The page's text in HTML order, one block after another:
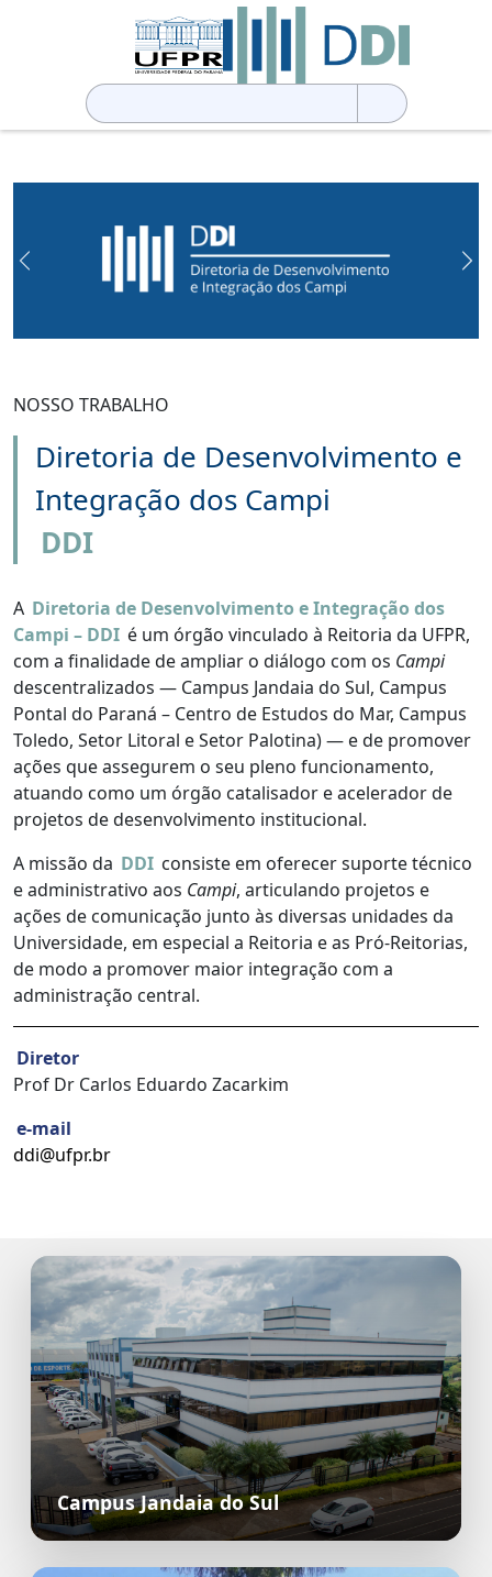
Pesquisar
por:
Previous
NOSSO TRABALHO
Diretoria de Desenvolvimento e
Integração dos Campi
DDI
A Diretoria de Desenvolvimento e Integração dos
Campi – DDI é um órgão vinculado à Reitoria da UFPR,
com a finalidade de ampliar o diálogo com os Campi
descentralizados — Campus Jandaia do Sul, Campus
Pontal do Paraná – Centro de Estudos do Mar, Campus
Toledo, Setor Litoral e Setor Palotina) — e de promover
ações que assegurem o seu pleno funcionamento,
atuando como um órgão catalisador e acelerador de
projetos de desenvolvimento institucional.
A missão da DDI consiste em oferecer suporte técnico
e administrativo aos Campi, articulando projetos e
ações de comunicação junto às diversas unidades da
Universidade, em especial a Reitoria e as Pró-Reitorias,
de modo a promover maior integração com a
administração central.
Diretor
Prof Dr Carlos Eduardo Zacarkim
e-mail
ddi@ufpr.br
Campus Jandaia do Sul